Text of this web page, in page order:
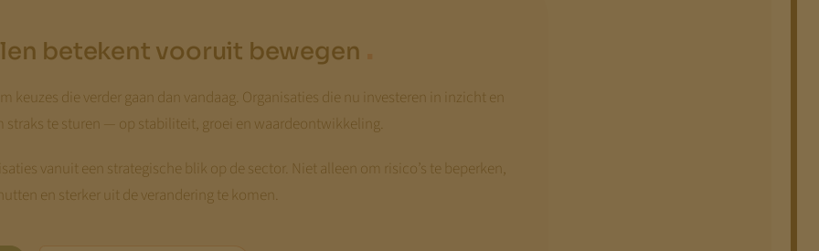
betekent vooruit bewegen
keuzes die verder gaan dan vandaag. Organisaties die nu investeren in inzicht en
straks te sturen — op stabiliteit, groei en waardeontwikkeling.
vanuit een strategische blik op de sector. Niet alleen om risico’s te beperken,
en sterker uit de verandering te komen.